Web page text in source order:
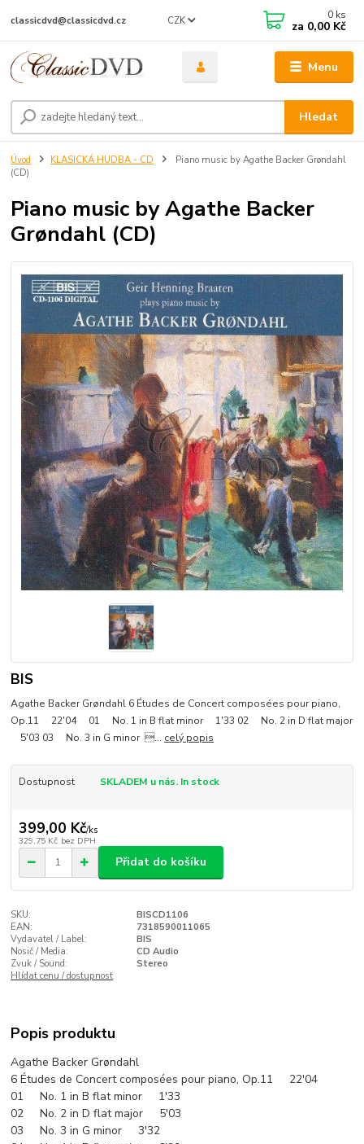
Menu
CZK
Hledat
classicdvd@classicdvd.cz 0 ks
za 0,00 Kč
Úvod KLASICKÁ HUDBA - CD
Piano music by Agathe Backer Grøndahl
(CD)
Piano music by Agathe Backer
Grøndahl (CD)
BIS
Agathe Backer Grøndahl 6 Études de Concert composées pour piano,
Op.11 22'04 01 No. 1 in B flat minor 1'33 02 No. 2 in D flat major
5'03 03 No. 3 in G minor ... celý popis
Dostupnost SKLADEM u nás. In stock
399,00 Kč/ks
329,75 Kč bez DPH
Přidat do košíku
SKU:
BISCD1106
EAN:
7318590011065
Vydavatel / Label:
BIS
Nosič / Media:
CD Audio
Zvuk / Sound:
Stereo
Hlídat cenu / dostupnost
Popis produktu
Agathe Backer Grøndahl
6 Études de Concert composées pour piano, Op.11 22'04
01 No. 1 in B flat minor 1'33
02 No. 2 in D flat major 5'03
03 No. 3 in G minor 3'32